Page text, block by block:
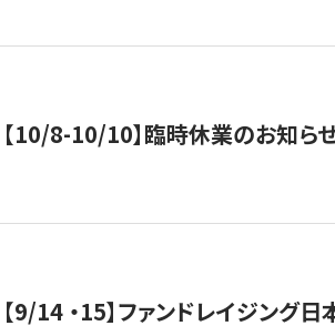
【10/8-10/10】臨時休業のお知ら
【9/14 ・15】ファンドレイジング